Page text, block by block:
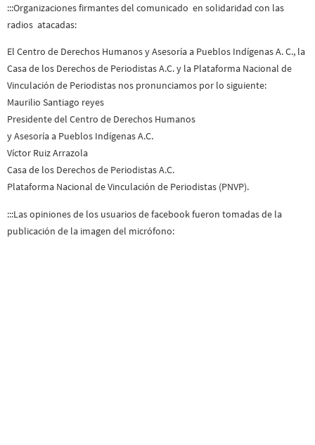
:::Organizaciones firmantes del comunicado en solidaridad con las
radios atacadas:
El Centro de Derechos Humanos y Asesoría a Pueblos Indígenas A. C., la
Casa de los Derechos de Periodistas A.C. y la Plataforma Nacional de
Vinculación de Periodistas nos pronunciamos por lo siguiente:
Maurilio Santiago reyes
Presidente del Centro de Derechos Humanos
y Asesoría a Pueblos Indígenas A.C.
Víctor Ruiz Arrazola
Casa de los Derechos de Periodistas A.C.
Plataforma Nacional de Vinculación de Periodistas (PNVP).
:::Las opiniones de los usuarios de facebook fueron tomadas de la
publicación de la imagen del micrófono: